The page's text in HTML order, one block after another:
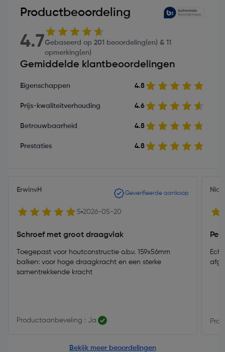
Productbeoordeling
4.7Gebaseerd op 201 beoordeling(en) & 11
opmerking(en)
Gemiddelde klantbeoordelingen
Eigenschappen 4.8
Prijs-kwaliteitverhouding 4.6
Betrouwbaarheid 4.8
Prestaties 4.8
ErwinvH Geverifieerde aankoop
5 2026-05-20
Schroef met groot draagvlak
Toegepast voor houtconstructie o.b.v. 159x56mm
balken: voor hoge draagkracht en een sterke
samentrekkende kracht
Productaanbeveling : Ja
Bekijk meer beoordelingen